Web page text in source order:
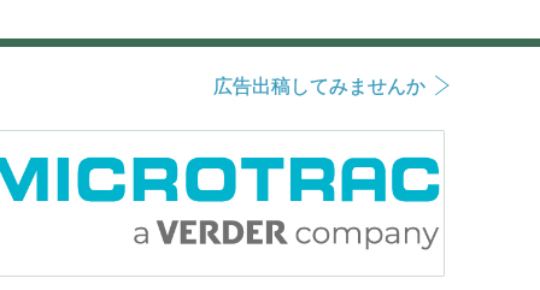
広告出稿してみませんか